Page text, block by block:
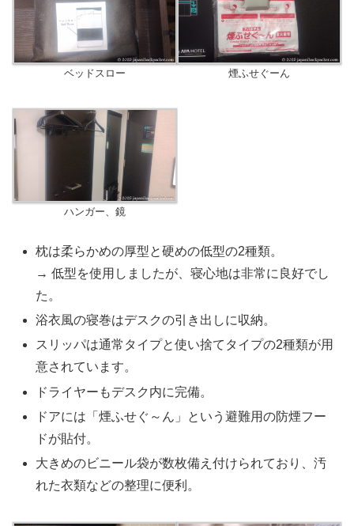
ベッドスロー 煙ふせぐーん
ハンガー、鏡
枕は柔らかめの厚型と硬めの低型の2種類。
→ 低型を使用しましたが、寝心地は非常に良好でし
た。
浴衣風の寝巻はデスクの引き出しに収納。
スリッパは通常タイプと使い捨てタイプの2種類が用
意されています。
ドライヤーもデスク内に完備。
ドアには「煙ふせぐ～ん」という避難用の防煙フー
ドが貼付。
大きめのビニール袋が数枚備え付けられており、汚
れた衣類などの整理に便利。